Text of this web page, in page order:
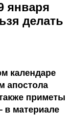
января
делать
календаре
апостола
приметы
в материале